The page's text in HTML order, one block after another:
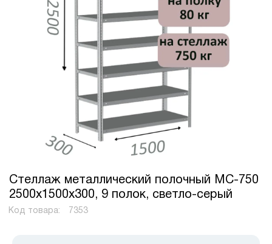
Стеллаж металлический полочный МС-750
2500х1500х300, 9 полок, светло-серый
Код товара: 7353